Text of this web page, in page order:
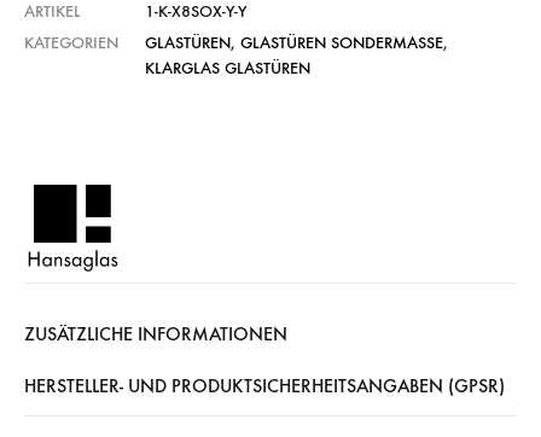
ARTIKEL
1-K-X8SOX-Y-Y
KATEGORIEN
GLASTÜREN, GLASTÜREN SONDERMASSE ,
KLARGLAS GLASTÜREN
ZUSÄTZLICHE INFORMATIONEN
HERSTELLER- UND PRODUKTSICHERHEITSANGABEN (GPSR)